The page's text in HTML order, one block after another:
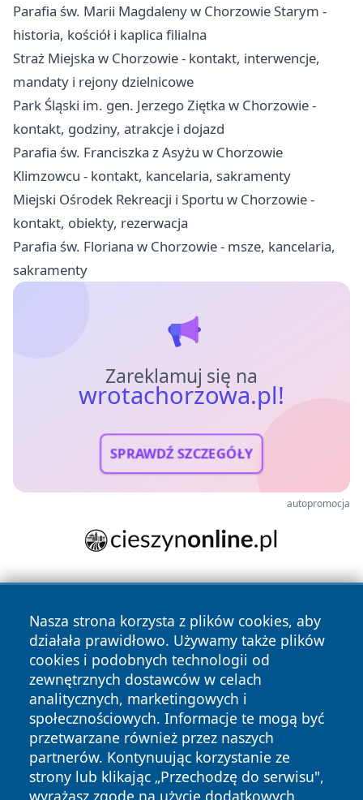
Parafia św. Marii Magdaleny w Chorzowie Starym -
historia, kościół i kaplica filialna
Straż Miejska w Chorzowie - kontakt, interwencje,
mandaty i rejony dzielnicowe
Park Śląski im. gen. Jerzego Ziętka w Chorzowie -
kontakt, godziny, atrakcje i dojazd
Parafia św. Franciszka z Asyżu w Chorzowie
Klimzowcu - kontakt, kancelaria, sakramenty
Miejski Ośrodek Rekreacji i Sportu w Chorzowie -
kontakt, obiekty, rezerwacja
Parafia św. Floriana w Chorzowie - msze, kancelaria,
sakramenty
Zareklamuj się na
wrotachorzowa.pl!
SPRAWDŹ SZCZEGÓŁY
autopromocja
Nasza strona korzysta z plików cookies, aby
działała prawidłowo. Używamy także plików
cookies i podobnych technologii od
zewnętrznych dostawców w celach
analitycznych, marketingowych i
społecznościowych. Informacje te mogą być
przetwarzane również przez naszych
partnerów. Kontynuując korzystanie ze
strony lub klikając „Przechodzę do serwisu",
wyrażasz zgodę na użycie dodatkowych
Copyright © 2026 wrotachorzowa.pl Wszystkie prawa
zastrzeżone.
News Autorzy
Polityka
Prywatności
Polityka
Cookies